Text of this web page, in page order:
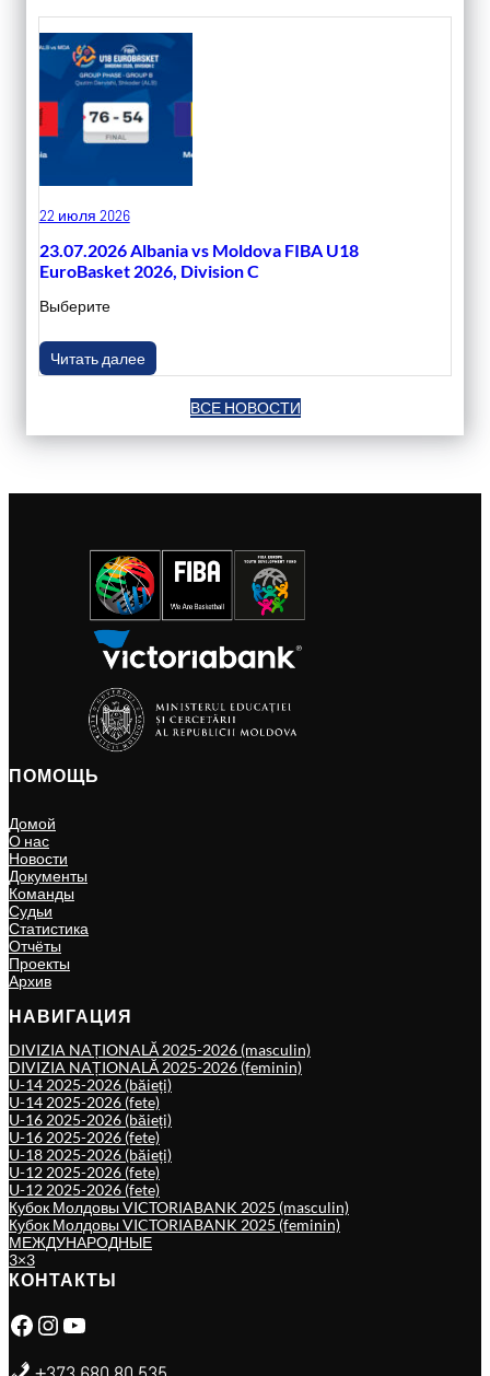
22 июля 2026
23.07.2026 Albania vs Moldova FIBA U18
EuroBasket 2026, Division C
Выберите
Читать далее
ВСЕ НОВОСТИ
ПОМОЩЬ
Домой
О нас
Новости
Документы
Команды
Судьи
Статистика
Отчёты
Проекты
Архив
НАВИГАЦИЯ
DIVIZIA NAȚIONALĂ 2025-2026 (masculin)
DIVIZIA NAȚIONALĂ 2025-2026 (feminin)
U-14 2025-2026 (băieți)
U-14 2025-2026 (fete)
U-16 2025-2026 (băieți)
U-16 2025-2026 (fete)
U-18 2025-2026 (băieți)
U-12 2025-2026 (fete)
U-12 2025-2026 (fete)
Кубок Молдовы VICTORIABANK 2025 (masculin)
Кубок Молдовы VICTORIABANK 2025 (feminin)
МЕЖДУНАРОДНЫЕ
3×3
КОНТАКТЫ
Facebook Instagram YouTube